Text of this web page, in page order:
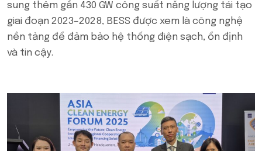
sung thêm gần 430 GW công suất năng lượng tái tạo
giai đoạn 2023–2028, BESS được xem là công nghệ
nền tảng để đảm bảo hệ thống điện sạch, ổn định
và tin cậy.